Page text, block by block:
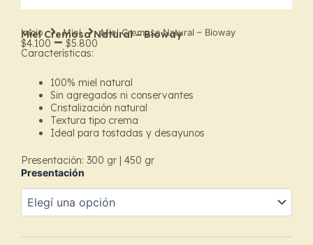
Inicio Miel Miel Cremosa Natural – Bioway
Miel Cremosa Natural – Bioway
$4.100 – $5.800
range:
$4.100
through
$5.800
Características:
100% miel natural
Sin agregados ni conservantes
Cristalización natural
Textura tipo crema
Ideal para tostadas y desayunos
Presentación: 300 gr | 450 gr
Presentación
Miel
Cremosa
Natural